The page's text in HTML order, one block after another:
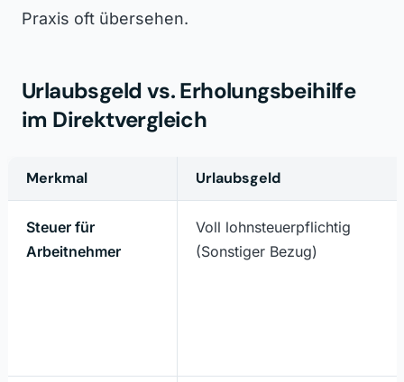
Praxis oft übersehen.
Urlaubsgeld vs. Erholungsbeihilfe
im Direktvergleich
Merkmal Urlaubsgeld
Steuer für
Arbeitnehmer
Voll lohnsteuerpflichtig
(Sonstiger Bezug)